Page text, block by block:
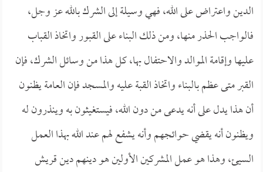
الدين واعتراض على الله، فهي وسيلة إلى الشرك بالله عز وجل،
فالواجب الحذر منها، ومن ذلك البناء على القبور واتخاذ القباب
عليها وإقامة الموالد والاحتفال بها، كل هذا من وسائل الشرك، فإن
القبر متى عظم بالبناء واتخاذ القبة عليه والمسجد فإن العامة يظنون
أن هذا يدل على أنه يدعى من دون الله، فيستغيثون به وينذرون له
ويظنون أنه يقضي حوائجهم وأنه يشفع لهم عند الله بهذا العمل
السيئ، وهذا هو عمل المشركين الأولين هو دينهم دين قريش